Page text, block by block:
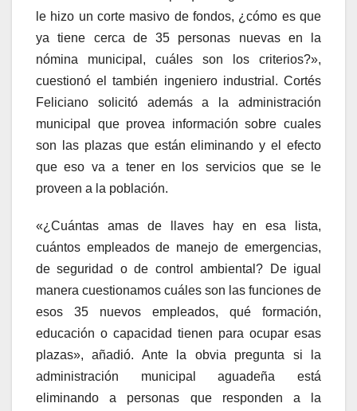
le hizo un corte masivo de fondos, ¿cómo es que
ya tiene cerca de 35 personas nuevas en la
nómina municipal, cuáles son los criterios?»,
cuestionó el también ingeniero industrial. Cortés
Feliciano solicitó además a la administración
municipal que provea información sobre cuales
son las plazas que están eliminando y el efecto
que eso va a tener en los servicios que se le
proveen a la población.
«¿Cuántas amas de llaves hay en esa lista,
cuántos empleados de manejo de emergencias,
de seguridad o de control ambiental? De igual
manera cuestionamos cuáles son las funciones de
esos 35 nuevos empleados, qué formación,
educación o capacidad tienen para ocupar esas
plazas», añadió. Ante la obvia pregunta si la
administración municipal aguadeña está
eliminando a personas que responden a la